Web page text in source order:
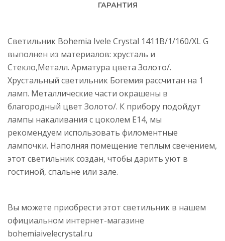
ГАРАНТИЯ
Светильник Bohemia Ivele Crystal 1411B/1/160/XL G
выполнен из материалов: хрусталь и
Стекло,Металл. Арматура цвета Золото/.
Хрустальный светильник Богемия рассчитан на 1
ламп. Металлические части окрашены в
благородный цвет Золото/. К прибору подойдут
лампы накаливания с цоколем E14, мы
рекомендуем использовать филоментные
лампочки. Наполняя помещение теплым свечением,
этот светильник создан, чтобы дарить уют в
гостиной, спальне или зале.
Вы можете приобрести этот светильник в нашем
официальном интернет-магазине
bohemiaivelecrystal.ru